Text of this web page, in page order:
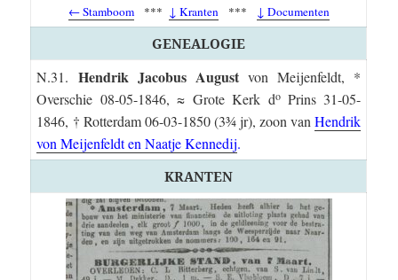
← Stamboom*** ↓ Kranten*** ↓ Documenten
GENEALOGIE
N.31.Hendrik Jacobus Augustvon Meijenfeldt, *
Overschie 08-05-1846, ≈ Grote Kerk doPrins 31-05-
1846, † Rotterdam 06-03-1850 (3¾ jr), zoon vanHendrik
von Meijenfeldt en Naatje Kennedij.
KRANTEN